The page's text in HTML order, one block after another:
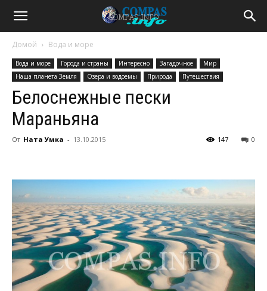
Домой Вода и море
Вода и море Города и страны Интересно Загадочное
Мир
Наша планета Земля
Озера и водоемы Природа Путешествия
Белоснежные пески
Мараньяна
От Ната Умка - 13.10.2015 0
147